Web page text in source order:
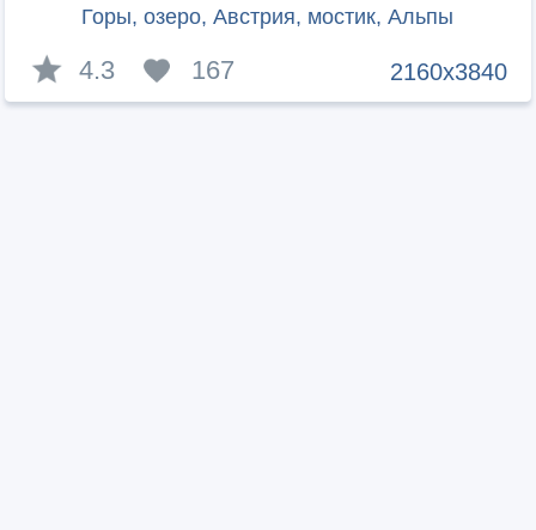
Горы, озеро, Австрия, мостик, Альпы
2160x3840
4.3 167